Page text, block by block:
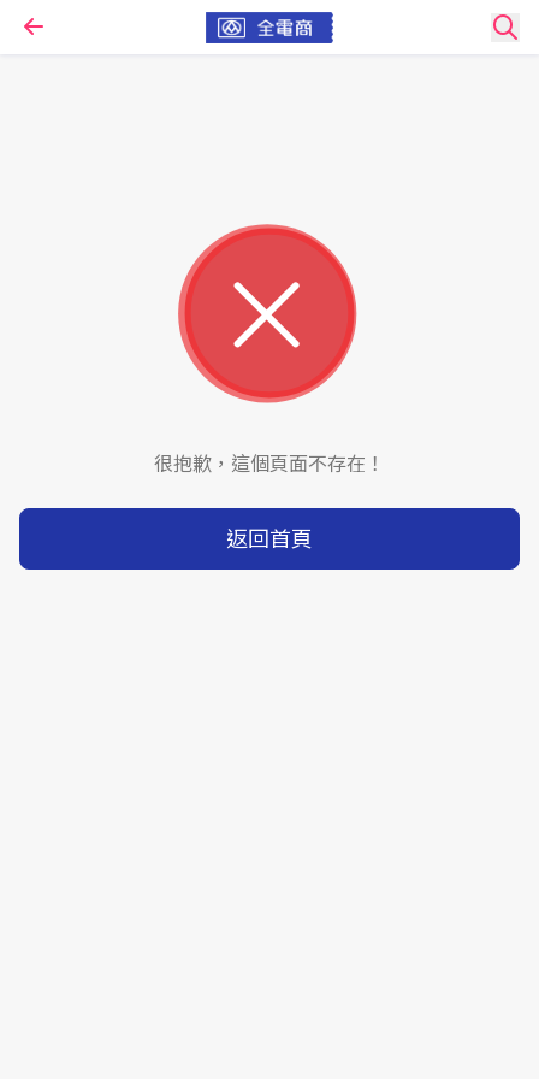
很抱歉，這個頁面不存在！
返回首頁